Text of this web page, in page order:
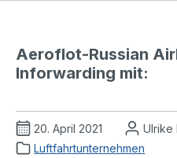
Aeroflot-Russian
Inforwarding mit:
20. April 2021
Ulrike
Luftfahrtunternehmen